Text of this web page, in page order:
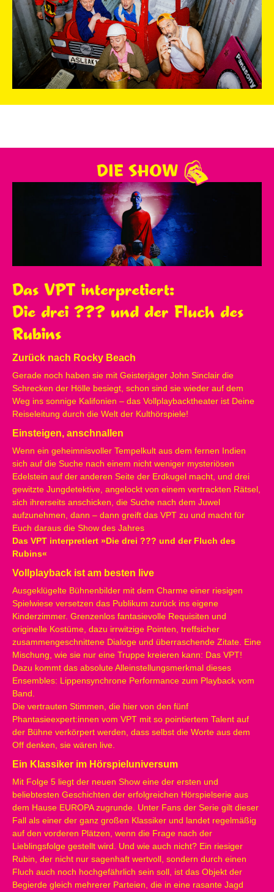
DIE SHOW
Das VPT interpretiert:
Die drei ??? und der Fluch des
Rubins
Zurück nach Rocky Beach
Gerade noch haben sie mit Geisterjäger John Sinclair die
Schrecken der Hölle besiegt, schon sind sie wieder auf dem
Weg ins sonnige Kalifonien – das Vollplaybacktheater ist Deine
Reiseleitung durch die Welt der Kulthörspiele!
Einsteigen, anschnallen
Wenn ein geheimnisvoller Tempelkult aus dem fernen Indien
sich auf die Suche nach einem nicht weniger mysteriösen
Edelstein auf der anderen Seite der Erdkugel macht, und drei
gewitzte Jungdetektive, angelockt von einem vertrackten Rätsel,
sich ihrerseits anschicken, die Suche nach dem Juwel
aufzunehmen, dann – dann greift das VPT zu und macht für
Euch daraus die Show des Jahres
Das VPT interpretiert »Die drei ??? und der Fluch des
Rubins«
Vollplayback ist am besten live
Ausgeklügelte Bühnenbilder mit dem Charme einer riesigen
Spielwiese versetzen das Publikum zurück ins eigene
Kinderzimmer. Grenzenlos fantasievolle Requisiten und
originelle Kostüme, dazu irrwitzige Pointen, treffsicher
zusammengeschnittene Dialoge und überraschende Zitate. Eine
Mischung, wie sie nur eine Truppe kreieren kann: Das VPT!
Dazu kommt das absolute Alleinstellungsmerkmal dieses
Ensembles: Lippensynchrone Performance zum Playback vom
Band.
Die vertrauten Stimmen, die hier von den fünf
Phantasieexpert:innen vom VPT mit so pointiertem Talent auf
der Bühne verkörpert werden, dass selbst die Worte aus dem
Off denken, sie wären live.
Ein Klassiker im Hörspieluniversum
Mit Folge 5 liegt der neuen Show eine der ersten und
beliebtesten Geschichten der erfolgreichen Hörspielserie aus
dem Hause EUROPA zugrunde. Unter Fans der Serie gilt dieser
Fall als einer der ganz großen Klassiker und landet regelmäßig
auf den vorderen Plätzen, wenn die Frage nach der
Lieblingsfolge gestellt wird. Und wie auch nicht? Ein riesiger
Rubin, der nicht nur sagenhaft wertvoll, sondern durch einen
Fluch auch noch hochgefährlich sein soll, ist das Objekt der
Begierde gleich mehrerer Parteien, die in eine rasante Jagd